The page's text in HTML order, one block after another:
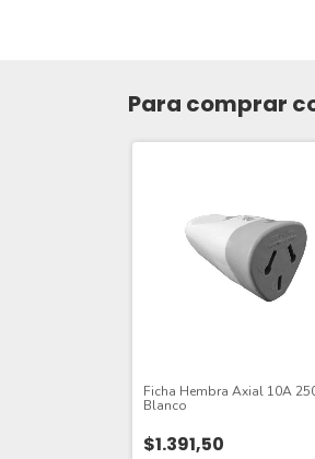
Para comprar
Ficha Hembra Axial 10A
Blanco
$1.391,50